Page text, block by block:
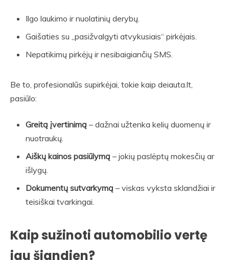
Ilgo laukimo ir nuolatinių derybų.
Gaišaties su „pasižvalgyti atvykusiais“ pirkėjais.
Nepatikimų pirkėjų ir nesibaigiančių SMS.
Be to, profesionalūs supirkėjai, tokie kaip deiauta.lt,
pasiūlo:
Greitą įvertinimą – dažnai užtenka kelių duomenų ir
nuotraukų.
Aiškų kainos pasiūlymą – jokių paslėptų mokesčių ar
išlygų.
Dokumentų sutvarkymą – viskas vyksta sklandžiai ir
teisiškai tvarkingai.
Kaip sužinoti automobilio vertę
jau šiandien?